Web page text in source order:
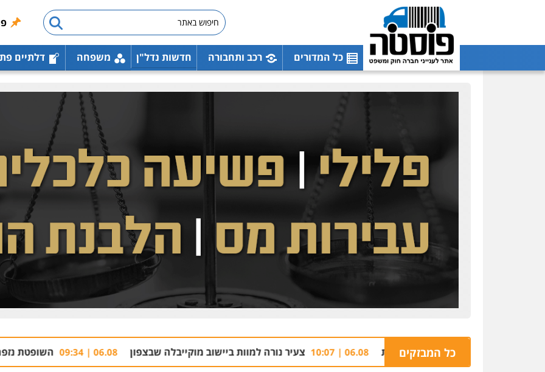
כל המדורים רכב ותחבורה חדשות נדל"ן משפחה דלתיים
כל המבזקיםשזרק אקדח בנצרת 06.08 | 10:07 צעיר נורה למוות ביישוב מוקייבלה שבצפון 06.08 | 09:34 השופטת נזפה במשטרה